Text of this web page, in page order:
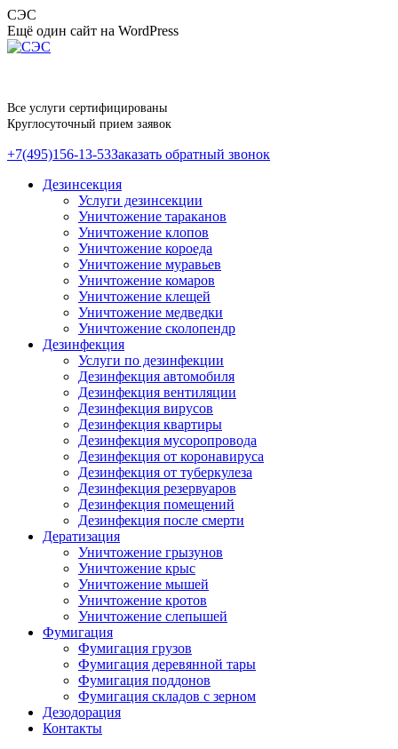
Перейти
к
содержанию
СЭС
Ещё один сайт на WordPress
Все услуги сертифицированы
Круглосуточный прием заявок
+7(495)156-13-53Заказать обратный звонок
Дезинсекция
Услуги дезинсекции
Уничтожение тараканов
Уничтожение клопов
Уничтожение короеда
Уничтожение муравьев
Уничтожение комаров
Уничтожение клещей
Уничтожение медведки
Уничтожение сколопендр
Дезинфекция
Услуги по дезинфекции
Дезинфекция автомобиля
Дезинфекция вентиляции
Дезинфекция вирусов
Дезинфекция квартиры
Дезинфекция мусоропровода
Дезинфекция от коронавируса
Дезинфекция от туберкулеза
Дезинфекция резервуаров
Дезинфекция помещений
Дезинфекция после смерти
Дератизация
Уничтожение грызунов
Уничтожение крыс
Уничтожение мышей
Уничтожение кротов
Уничтожение слепышей
Фумигация
Фумигация грузов
Фумигация деревянной тары
Фумигация поддонов
Фумигация складов с зерном
Дезодорация
Контакты